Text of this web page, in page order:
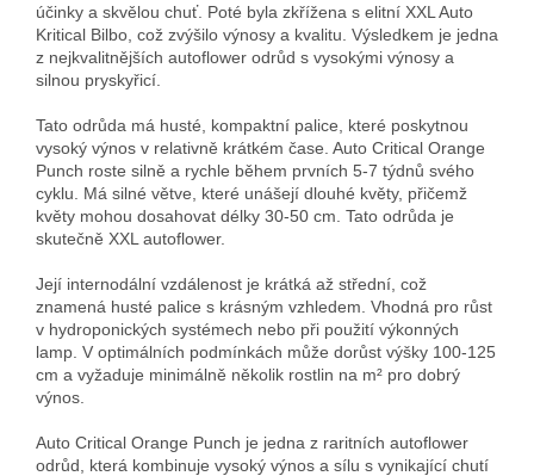
účinky a skvělou chuť. Poté byla zkřížena s elitní XXL Auto
Kritical Bilbo, což zvýšilo výnosy a kvalitu. Výsledkem je jedna
z nejkvalitnějších autoflower odrůd s vysokými výnosy a
silnou pryskyřicí.
Tato odrůda má husté, kompaktní palice, které poskytnou
vysoký výnos v relativně krátkém čase. Auto Critical Orange
Punch roste silně a rychle během prvních 5-7 týdnů svého
cyklu. Má silné větve, které unášejí dlouhé květy, přičemž
květy mohou dosahovat délky 30-50 cm. Tato odrůda je
skutečně XXL autoflower.
Její internodální vzdálenost je krátká až střední, což
znamená husté palice s krásným vzhledem. Vhodná pro růst
v hydroponických systémech nebo při použití výkonných
lamp. V optimálních podmínkách může dorůst výšky 100-125
cm a vyžaduje minimálně několik rostlin na m² pro dobrý
výnos.
Auto Critical Orange Punch je jedna z raritních autoflower
odrůd, která kombinuje vysoký výnos a sílu s vynikající chutí